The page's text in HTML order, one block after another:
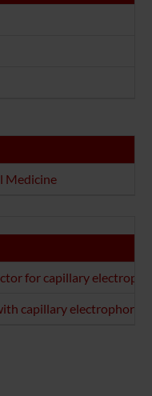
Medicine
for capillary
capillary